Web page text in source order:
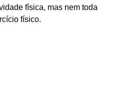
física, mas nem toda
físico.